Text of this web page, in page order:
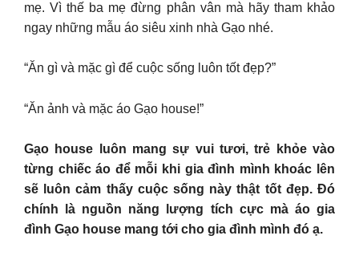
mẹ. Vì thế ba mẹ đừng phân vân mà hãy tham khảo
ngay những mẫu áo siêu xinh nhà Gạo nhé.
“Ăn gì và mặc gì để cuộc sống luôn tốt đẹp?”
“Ăn ảnh và mặc áo Gạo house!”
Gạo house luôn mang sự vui tươi, trẻ khỏe vào
từng chiếc áo để mỗi khi gia đình mình khoác lên
sẽ luôn cảm thấy cuộc sống này thật tốt đẹp. Đó
chính là nguồn năng lượng tích cực mà áo gia
đình Gạo house mang tới cho gia đình mình đó ạ.